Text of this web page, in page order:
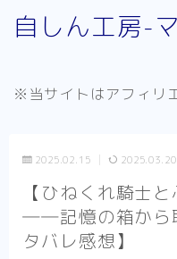
自しん工房-
取り扱いジャンルに
お問い合わせ
リンク：外部サイト
お知らせ
※当サイトはアフィリ
2025.02.15 2025.03.20
【ひねくれ騎士
――記憶の箱から
タバレ感想】